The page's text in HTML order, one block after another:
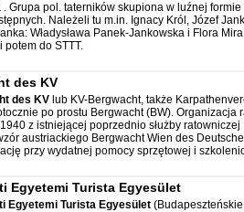
. Grupa pol. taterników skupiona w luźnej
Należeli tu m.in. Ignacy Król, Józef
Władysława Panek-Jankowska i Flora
potem do STTT.
des KV
des KV lub KV-Bergwacht, także
po prostu Bergwacht (BW). Organizacja
z istniejącej poprzednio służby
austriackiego Bergwacht Wien des
przy wydatnej pomocy sprzętowej i
Egyetemi Turista Egyesület
Egyetemi Turista Egyesület